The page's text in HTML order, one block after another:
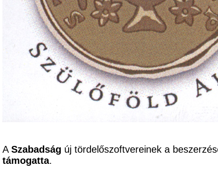
A Szabadság új tördelőszoftvereinek a
támogatta.